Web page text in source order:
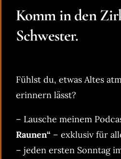
Komm in den
Schwester.
Fühlst du, etwas Altes
erinnern lässt?
– Lausche meinem
Raunen“ – exklusiv für
– jeden ersten Sonntag